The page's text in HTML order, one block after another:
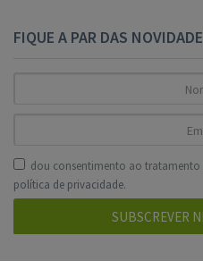
FIQUE A PAR DAS
dou consentimento ao tratamento
política de privacidade.
SUBSCREVER